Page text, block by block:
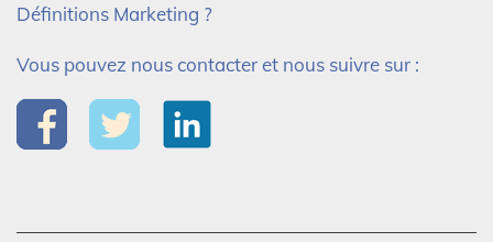
Définitions Marketing ?
Vous pouvez nous contacter et nous suivre sur :